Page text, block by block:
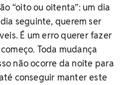
“oito ou oitenta”: um dia
seguinte, querem ser
É um erro querer fazer
Toda mudança
não ocorre da noite para
conseguir manter este